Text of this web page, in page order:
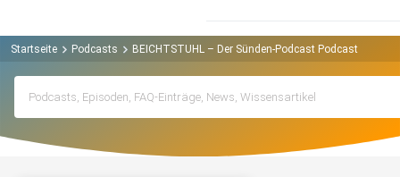
Startseite Podcasts BEICHTSTUHL – Der Sünden-Podcast Podcast